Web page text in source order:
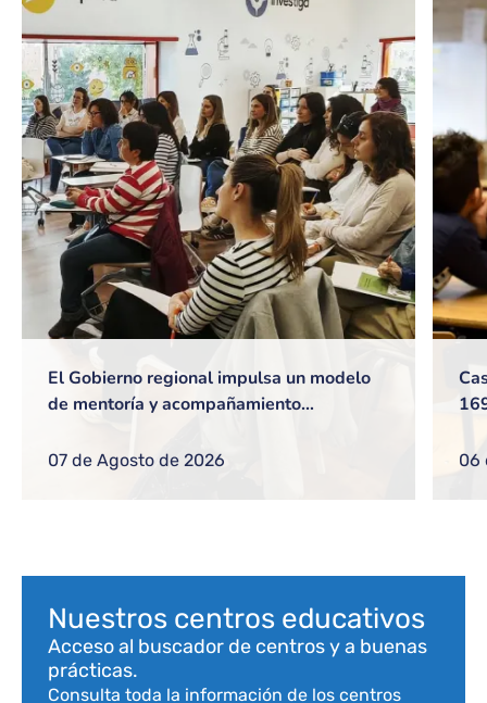
El Gobierno regional impulsa un modelo
de mentoría y acompañamiento
directivos
07 de Agosto de 2026 06
Nuestros centros educativos
Acceso al buscador de centros y a buenas
prácticas.
Consulta toda la información de los centros